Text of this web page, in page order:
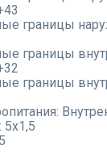
границы
границы
границы
5x1,5